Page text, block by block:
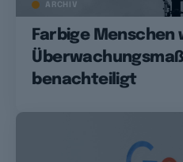
ARCHIV
Farbige Menschen
benachteiligt